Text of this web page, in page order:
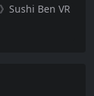
Sushi Ben VR